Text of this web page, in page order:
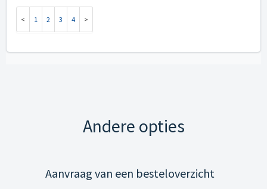
1 2 3 4
Andere opties
Aanvraag van een besteloverzicht